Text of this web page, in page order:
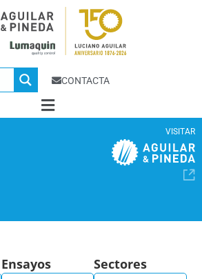
CONTACTA
VISITAR
Ensayos Sectores